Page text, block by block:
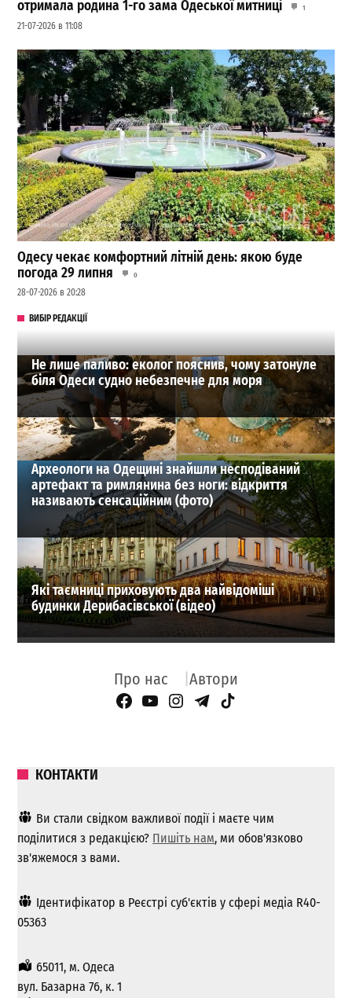
отримала родина 1-го зама Одеської митниці
1
21-07-2026 в 11:08
Одесу чекає комфортний літній день: якою буде
погода 29 липня
0
28-07-2026 в 20:28
ВИБІР РЕДАКЦІЇ
Не лише паливо: еколог пояснив, чому затонуле
біля Одеси судно небезпечне для моря
Археологи на Одещині знайшли несподіваний
артефакт та римлянина без ноги: відкриття
називають сенсаційним (фото)
Які таємниці приховують два найвідоміші
будинки Дерибасівської (відео)
Про нас Автори
Facebook Page
YouTube
Instagram
Telegram
TikTok
КОНТАКТИ
Ви стали свідком важливої ​​події і маєте чим
поділитися з редакцією? Пишіть нам, ми обов'язково
зв'яжемося з вами.
Ідентифікатор в Реєстрі суб'єктів у сфері медіа R40-
05363
65011, м. Одеса
вул. Базарна 76, к. 1